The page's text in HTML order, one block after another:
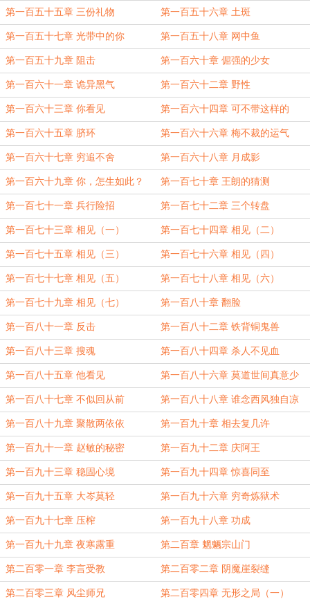
第一百五十五章 三份礼物 第一百五十六章 土斑
第一百五十七章 光带中的你 第一百五十八章 网中鱼
第一百五十九章 阻击 第一百六十章 倔强的少女
第一百六十一章 诡异黑气 第一百六十二章 野性
第一百六十三章 你看见 第一百六十四章 可不带这样的
第一百六十五章 脐环 第一百六十六章 梅不裁的运气
第一百六十七章 穷追不舍 第一百六十八章 月成影
第一百六十九章 你，怎生如此？ 第一百七十章 王朗的猜测
第一百七十一章 兵行险招 第一百七十二章 三个转盘
第一百七十三章 相见（一） 第一百七十四章 相见（二）
第一百七十五章 相见（三） 第一百七十六章 相见（四）
第一百七十七章 相见（五） 第一百七十八章 相见（六）
第一百七十九章 相见（七） 第一百八十章 翻脸
第一百八十一章 反击 第一百八十二章 铁背铜鬼兽
第一百八十三章 搜魂 第一百八十四章 杀人不见血
第一百八十五章 他看见 第一百八十六章 莫道世间真意少
第一百八十七章 不似回从前 第一百八十八章 谁念西风独自凉
第一百八十九章 聚散两依依 第一百九十章 相去复几许
第一百九十一章 赵敏的秘密 第一百九十二章 庆阿王
第一百九十三章 稳固心境 第一百九十四章 惊喜同至
第一百九十五章 大岑莫轻 第一百九十六章 穷奇炼狱术
第一百九十七章 压榨 第一百九十八章 功成
第一百九十九章 夜寒露重 第二百章 魍魉宗山门
第二百零一章 李言受教 第二百零二章 阴魔崖裂缝
第二百零三章 风尘师兄 第二百零四章 无形之局（一）